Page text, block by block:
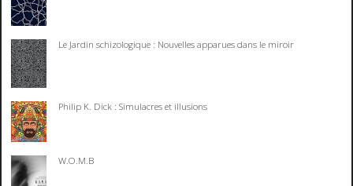
Le Jardin schizologique : Nouvelles apparues dans le miroir
Philip K. Dick : Simulacres et illusions
W.O.M.B